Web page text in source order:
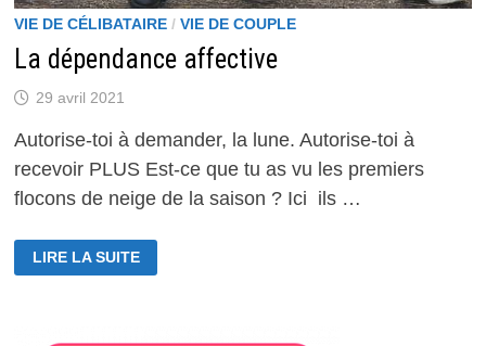
VIE DE CÉLIBATAIRE/ VIE DE COUPLE
La dépendance affective
29 avril 2021
Autorise-toi à demander, la lune. Autorise-toi à
recevoir PLUS Est-ce que tu as vu les premiers
flocons de neige de la saison ? Ici ils …
LA
DÉPENDANCE
AFFECTIVE
LIRE LA SUITE